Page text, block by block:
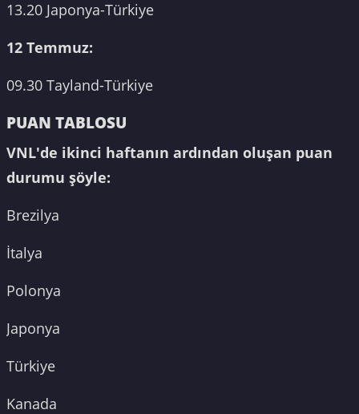
13.20 Japonya-Türkiye
12 Temmuz:
09.30 Tayland-Türkiye
PUAN TABLOSU
VNL'de ikinci haftanın ardından oluşan puan
durumu şöyle:
Brezilya
İtalya
Polonya
Japonya
Türkiye
Kanada